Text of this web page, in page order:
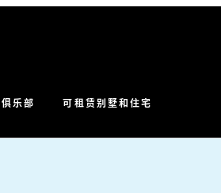
乐部 可租赁别墅和住宅